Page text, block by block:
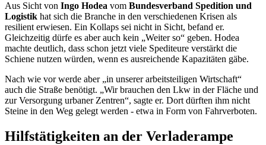
Aus Sicht von Ingo Hodea vom Bundesverband Spedition und
Logistik hat sich die Branche in den verschiedenen Krisen als
resilient erwiesen. Ein Kollaps sei nicht in Sicht, befand er.
Gleichzeitig dürfe es aber auch kein „Weiter so“ geben. Hodea
machte deutlich, dass schon jetzt viele Spediteure verstärkt die
Schiene nutzen würden, wenn es ausreichende Kapazitäten gäbe.
Nach wie vor werde aber „in unserer arbeitsteiligen Wirtschaft“
auch die Straße benötigt. „Wir brauchen den Lkw in der Fläche und
zur Versorgung urbaner Zentren“, sagte er. Dort dürften ihm nicht
Steine in den Weg gelegt werden - etwa in Form von Fahrverboten.
Hilfstätigkeiten an der Verladerampe